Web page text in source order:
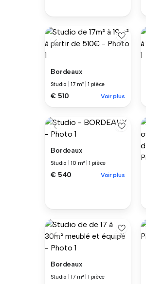
Bordeaux
Studio |17 m² |1 pièce
€ 510 Voir plus
Bordeaux
Studio |10 m² |1 pièce
€ 540 Voir plus
Bordeaux
Studio |17 m² |1 pièce